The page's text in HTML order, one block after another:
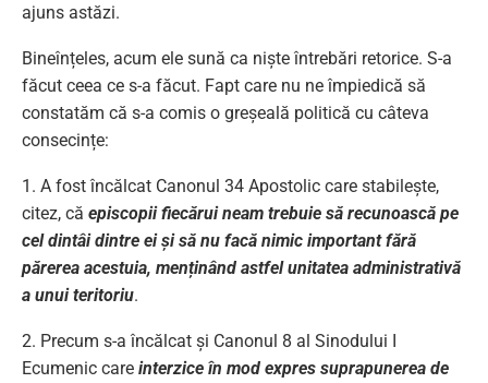
ajuns astăzi.
Bineînțeles, acum ele sună ca niște întrebări retorice. S-a
făcut ceea ce s-a făcut. Fapt care nu ne împiedică să
constatăm că s-a comis o greșeală politică cu câteva
consecințe:
1. A fost încălcat Canonul 34 Apostolic care stabilește,
citez, că episcopii fiecărui neam trebuie să recunoască pe
cel dintâi dintre ei și să nu facă nimic important fără
părerea acestuia, menținând astfel unitatea administrativă
a unui teritoriu.
2. Precum s-a încălcat și Canonul 8 al Sinodului I
Ecumenic care interzice în mod expres suprapunerea de